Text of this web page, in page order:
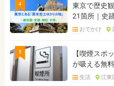
4
東京で歴史
21箇所｜史
おでかけ
5
【喫煙スポ
が吸える無
生活 江東